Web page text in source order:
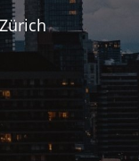
Zürich